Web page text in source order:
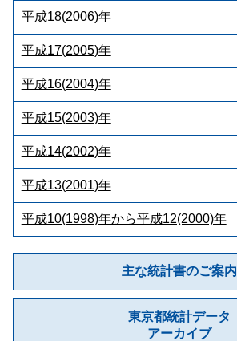
平成18(2006)年
平成17(2005)年
平成16(2004)年
平成15(2003)年
平成14(2002)年
平成13(2001)年
平成10(1998)年から平成12(2000)年
主な統計書のご案内
東京都統計データ
アーカイブ